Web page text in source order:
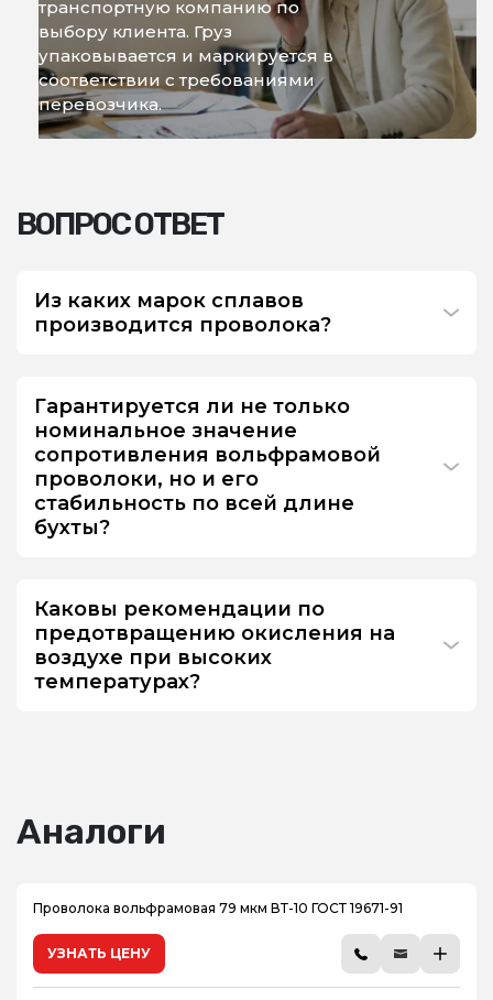
транспортную компанию по
выбору клиента. Груз
упаковывается и маркируется в
соответствии с требованиями
перевозчика.
ВОПРОС ОТВЕТ
Из каких марок сплавов
производится проволока?
Гарантируется ли не только
номинальное значение
сопротивления вольфрамовой
проволоки, но и его
стабильность по всей длине
бухты?
Каковы рекомендации по
предотвращению окисления на
воздухе при высоких
температурах?
Аналоги
Проволока вольфрамовая 79 мкм ВТ-10 ГОСТ 19671-91
УЗНАТЬ ЦЕНУ